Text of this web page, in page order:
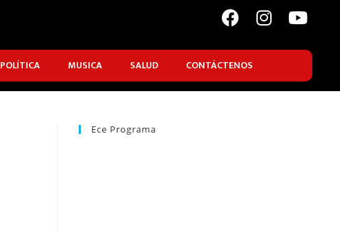
POLÍTICA MUSICA SALUD CONTÁCTENOS
Ece Programa